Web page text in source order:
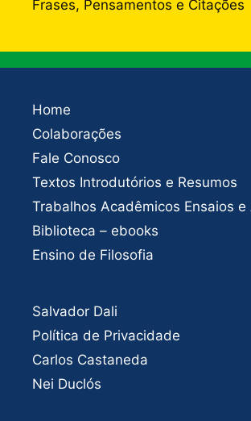
Frases, Pensamentos e Citações
Home
Colaborações
Fale Conosco
Textos Introdutórios e Resumos
Trabalhos Acadêmicos Ensaios e
Biblioteca – ebooks
Ensino de Filosofia
Salvador Dali
Política de Privacidade
Carlos Castaneda
Nei Duclós